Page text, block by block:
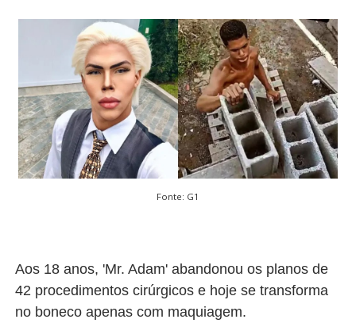
Fonte: G1
Aos 18 anos, 'Mr. Adam' abandonou os planos de
42 procedimentos cirúrgicos e hoje se transforma
no boneco apenas com maquiagem.